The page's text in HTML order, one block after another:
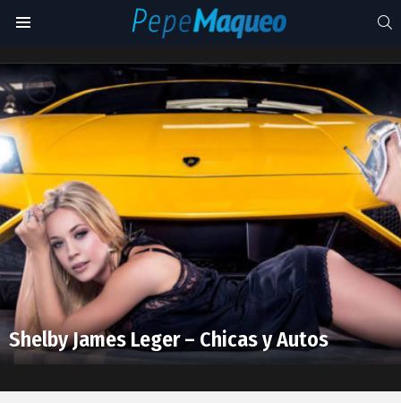
¿qué
piensas
de
ella?
Latest
stories
Shelby James Leger – Chicas y Autos